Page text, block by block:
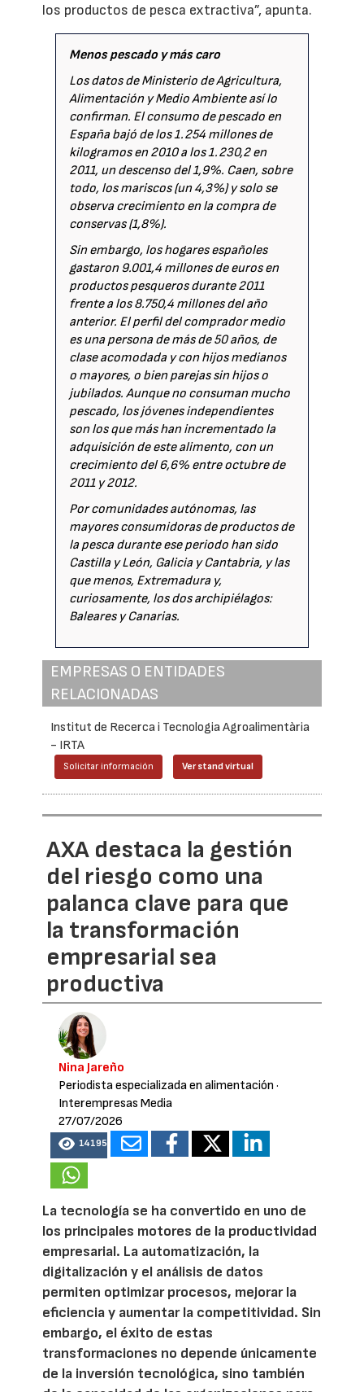
los productos de pesca extractiva”, apunta.
Menos pescado y más caro
Los datos de Ministerio de Agricultura,
Alimentación y Medio Ambiente así lo
confirman. El consumo de pescado en
España bajó de los 1.254 millones de
kilogramos en 2010 a los 1.230,2 en
2011, un descenso del 1,9%. Caen, sobre
todo, los mariscos (un 4,3%) y solo se
observa crecimiento en la compra de
conservas (1,8%).
Sin embargo, los hogares españoles
gastaron 9.001,4 millones de euros en
productos pesqueros durante 2011
frente a los 8.750,4 millones del año
anterior. El perfil del comprador medio
es una persona de más de 50 años, de
clase acomodada y con hijos medianos
o mayores, o bien parejas sin hijos o
jubilados. Aunque no consuman mucho
pescado, los jóvenes independientes
son los que más han incrementado la
adquisición de este alimento, con un
crecimiento del 6,6% entre octubre de
2011 y 2012.
Por comunidades autónomas, las
mayores consumidoras de productos de
la pesca durante ese periodo han sido
Castilla y León, Galicia y Cantabria, y las
que menos, Extremadura y,
curiosamente, los dos archipiélagos:
Baleares y Canarias.
EMPRESAS O ENTIDADES
RELACIONADAS
Institut de Recerca i Tecnologia Agroalimentària
- IRTA
Solicitar información Ver stand virtual
AXA destaca la gestión
del riesgo como una
palanca clave para que
la transformación
empresarial sea
productiva
Nina Jareño
Periodista especializada en alimentación ·
Interempresas Media
27/07/2026
14195
La tecnología se ha convertido en uno de
los principales motores de la productividad
empresarial. La automatización, la
digitalización y el análisis de datos
permiten optimizar procesos, mejorar la
eficiencia y aumentar la competitividad. Sin
embargo, el éxito de estas
transformaciones no depende únicamente
de la inversión tecnológica, sino también